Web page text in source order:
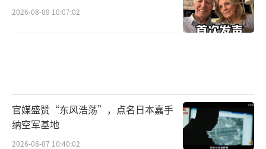
2026-08-09 10:07:02
官媒盛赞“东风浩荡”，点名日本嘉手
纳空军基地
2026-08-07 10:40:02